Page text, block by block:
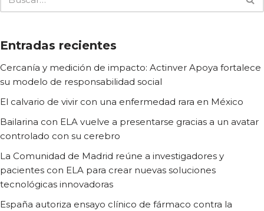
Entradas recientes
Cercanía y medición de impacto: Actinver Apoya fortalece
su modelo de responsabilidad social
El calvario de vivir con una enfermedad rara en México
Bailarina con ELA vuelve a presentarse gracias a un avatar
controlado con su cerebro
La Comunidad de Madrid reúne a investigadores y
pacientes con ELA para crear nuevas soluciones
tecnológicas innovadoras
España autoriza ensayo clínico de fármaco contra la